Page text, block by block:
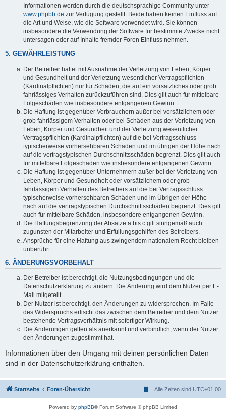
Informationen werden durch die deutschsprachige Community unter
www.phpbb.de zur Verfügung gestellt. Beide haben keinen Einfluss auf
die Art und Weise, wie die Software verwendet wird. Sie können
insbesondere die Verwendung der Software für bestimmte Zwecke nicht
untersagen oder auf Inhalte fremder Foren Einfluss nehmen.
5. GEWÄHRLEISTUNG
Der Betreiber haftet mit Ausnahme der Verletzung von Leben, Körper
und Gesundheit und der Verletzung wesentlicher Vertragspflichten
(Kardinalpflichten) nur für Schäden, die auf ein vorsätzliches oder grob
fahrlässiges Verhalten zurückzuführen sind. Dies gilt auch für mittelbare
Folgeschäden wie insbesondere entgangenen Gewinn.
Die Haftung ist gegenüber Verbrauchern außer bei vorsätzlichem oder
grob fahrlässigem Verhalten oder bei Schäden aus der Verletzung von
Leben, Körper und Gesundheit und der Verletzung wesentlicher
Vertragspflichten (Kardinalpflichten) auf die bei Vertragsschluss
typischerweise vorhersehbaren Schäden und im übrigen der Höhe nach
auf die vertragstypischen Durchschnittsschäden begrenzt. Dies gilt auch
für mittelbare Folgeschäden wie insbesondere entgangenen Gewinn.
Die Haftung ist gegenüber Unternehmern außer bei der Verletzung von
Leben, Körper und Gesundheit oder vorsätzlichem oder grob
fahrlässigem Verhalten des Betreibers auf die bei Vertragsschluss
typischerweise vorhersehbaren Schäden und im Übrigen der Höhe
nach auf die vertragstypischen Durchschnittsschäden begrenzt. Dies gilt
auch für mittelbare Schäden, insbesondere entgangenen Gewinn.
Die Haftungsbegrenzung der Absätze a bis c gilt sinngemäß auch
zugunsten der Mitarbeiter und Erfüllungsgehilfen des Betreibers.
Ansprüche für eine Haftung aus zwingendem nationalem Recht bleiben
unberührt.
6. ÄNDERUNGSVORBEHALT
Der Betreiber ist berechtigt, die Nutzungsbedingungen und die
Datenschutzerklärung zu ändern. Die Änderung wird dem Nutzer per E-
Mail mitgeteilt.
Der Nutzer ist berechtigt, den Änderungen zu widersprechen. Im Falle
des Widerspruchs erlischt das zwischen dem Betreiber und dem Nutzer
bestehende Vertragsverhältnis mit sofortiger Wirkung.
Die Änderungen gelten als anerkannt und verbindlich, wenn der Nutzer
den Änderungen zugestimmt hat.
Informationen über den Umgang mit deinen persönlichen Daten
sind in der Datenschutzerklärung enthalten.
Startseite Foren-Übersicht Alle Zeiten sind UTC+01:00
Powered by phpBB® Forum Software © phpBB Limited